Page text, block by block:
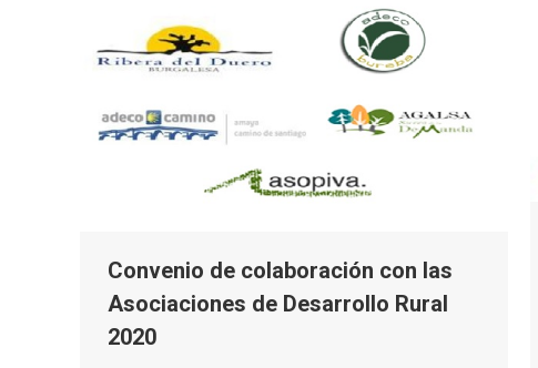
Convenio de colaboración con las
Asociaciones de Desarrollo Rural
2020